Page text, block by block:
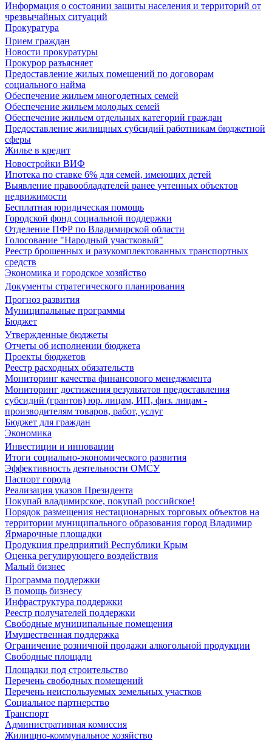
Информация о состоянии защиты населения и территорий от
чрезвычайных ситуаций
Прокуратура
Прием граждан
Новости прокуратуры
Прокурор разъясняет
Предоставление жилых помещений по договорам
социального найма
Обеспечение жильем многодетных семей
Обеспечение жильем молодых семей
Обеспечение жильем отдельных категорий граждан
Предоставление жилищных субсидий работникам бюджетной
сферы
Жилье в кредит
Новостройки ВИФ
Ипотека по ставке 6% для семей, имеющих детей
Выявление правообладателей ранее учтенных объектов
недвижимости
Бесплатная юридическая помощь
Городской фонд социальной поддержки
Отделение ПФР по Владимирской области
Голосование "Народный участковый"
Реестр брошенных и разукомплектованных транспортных
средств
Экономика и городское хозяйство
Документы стратегического планирования
Прогноз развития
Муниципальные программы
Бюджет
Утвержденные бюджеты
Отчеты об исполнении бюджета
Проекты бюджетов
Реестр расходных обязательств
Мониторинг качества финансового менеджмента
Мониторинг достижения результатов предоставления
субсидий (грантов) юр. лицам, ИП, физ. лицам -
производителям товаров, работ, услуг
Бюджет для граждан
Экономика
Инвестиции и инновации
Итоги социально-экономического развития
Эффективность деятельности ОМСУ
Паспорт города
Реализация указов Президента
Покупай владимирское, покупай российское!
Порядок размещения нестационарных торговых объектов на
территории муниципального образования город Владимир
Ярмарочные площадки
Продукция предприятий Республики Крым
Оценка регулирующего воздействия
Малый бизнес
Программа поддержки
В помощь бизнесу
Инфраструктура поддержки
Реестр получателей поддержки
Свободные муниципальные помещения
Имущественная поддержка
Ограничение розничной продажи алкогольной продукции
Свободные площади
Площадки под строительство
Перечень свободных помещений
Перечень неиспользуемых земельных участков
Социальное партнерство
Транспорт
Административная комиссия
Жилищно-коммунальное хозяйство